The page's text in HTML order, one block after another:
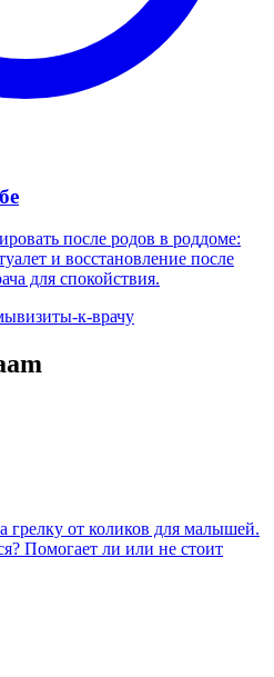
после родов в роддоме:
и восстановление после
для спокойствия.
визиты-к-врачу
грелку от коликов для малышей.
Помогает ли или не стоит